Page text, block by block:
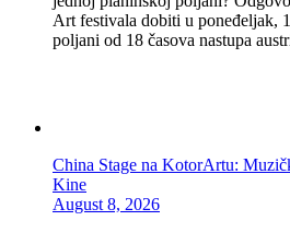
Art festivala dobiti u poneđeljak,
poljani od 18 časova nastupa
China Stage na KotorArtu:
Kine
August 8, 2026